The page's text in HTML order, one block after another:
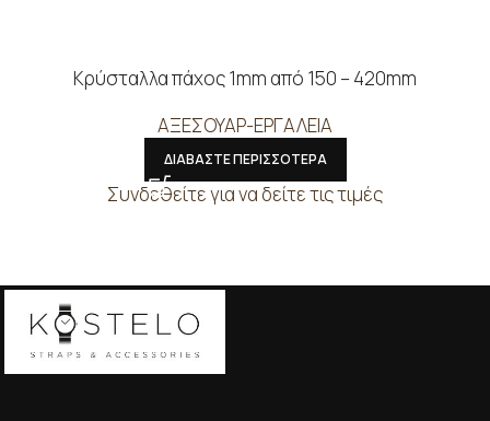
Κρύσταλλα πάχος 1mm από 150 – 420mm
ΑΞΕΣΟΥΑΡ-ΕΡΓΑΛΕΙΑ
ΔΙΑΒΑΣΤΕ ΠΕΡΙΣΣΟΤΕΡΑ
Συνδεθείτε για να δείτε τις τιμές